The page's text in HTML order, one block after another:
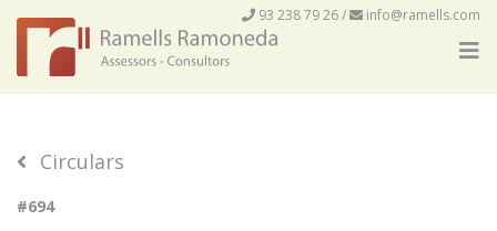
93 238 79 26/ info@ramells.com
Circulars
#694